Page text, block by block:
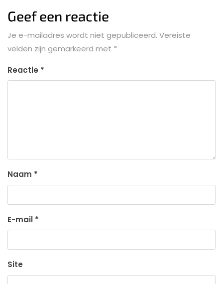
Geef een reactie
Je e-mailadres wordt niet gepubliceerd. Vereiste
velden zijn gemarkeerd met *
Reactie *
Naam *
E-mail *
Site